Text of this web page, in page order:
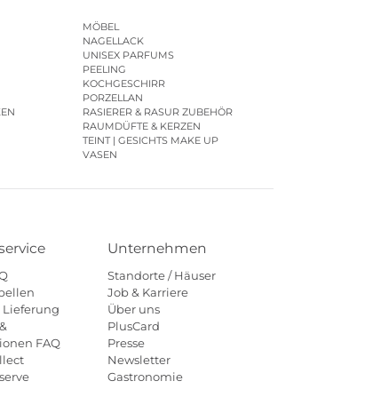
MÖBEL
NAGELLACK
UNISEX PARFUMS
PEELING
KOCHGESCHIRR
PORZELLAN
RASIERER & RASUR ZUBEHÖR
RAUMDÜFTE & KERZEN
TEINT | GESICHTS MAKE UP
VASEN
Lieferung
FAQ
Unternehmen
Standorte / Häuser
Job & Karriere
Über uns
PlusCard
Presse
Newsletter
Gastronomie